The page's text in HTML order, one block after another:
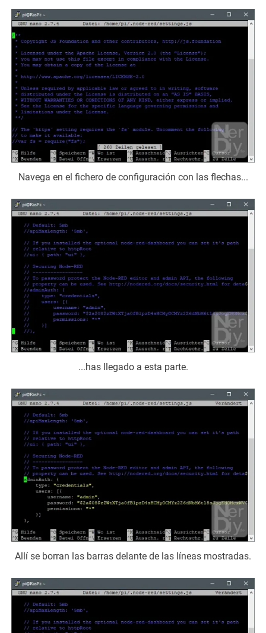
Navega en el fichero de configuración con las flechas...
...has llegado a esta parte.
Allí se borran las barras delante de las líneas mostradas.